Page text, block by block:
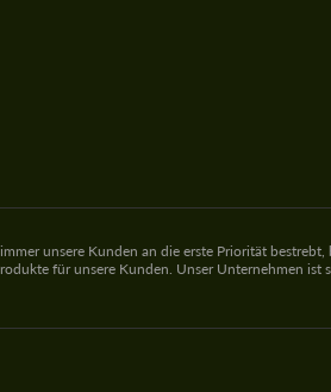
unsere Kunden an die erste Priorität bestrebt,
für unsere Kunden. Unser Unternehmen ist